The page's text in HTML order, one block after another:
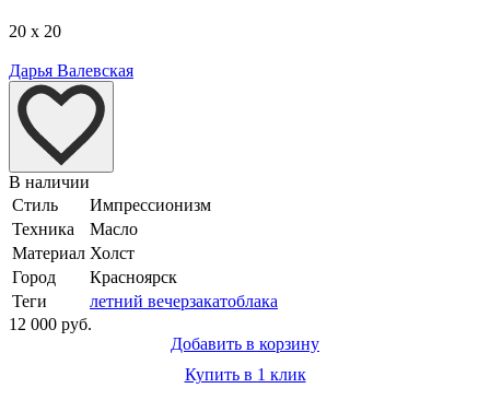
20 x 20
Дарья Валевская
В наличии
Стиль
Импрессионизм
Техника
Масло
Материал Холст
Город
Красноярск
Теги
летний вечерзакатоблака
12 000 руб.
Добавить в корзину
Купить в 1 клик